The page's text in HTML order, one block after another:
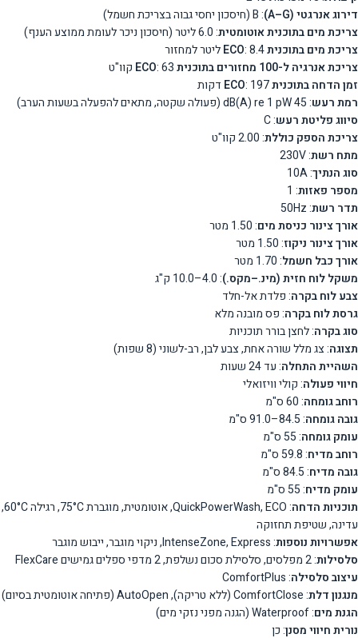
דירוג אנרגטי (A–G)
: B (חיסכון יחסי גבוה בצריכת חשמל)
צריכת מים בתוכנית אוטומטית: 6.0 ליטר (חיסכון ניכר לעומת ממוצע הענף)
צריכת מים בתוכנית ECO: 8.4 ליטר למחזור
צריכת אנרגיה ל-100 מחזורים בתוכנית ECO
: 63 קוו"ט
זמן הדחה בתוכנית ECO: 197 דקות
רמת רעש: 45 dB(A) re 1 pW (פעולה שקטה, מתאים להפעלה בשעות הערב)
סיווג פליטת רעש: C
צריכת הספק כוללת: 2.00 קוו"ט
מתח רשת: 230V
סוג הנתיך: 10A
מספר פאזות: 1
תדר רשת: 50Hz
אורך צינור כניסת מים: 1.50 מטר
אורך צינור ניקוז: 1.50 מטר
אורך כבל חשמל: 1.70 מטר
משקל לוח חזית (מינ.–מקס.): 4.0–10.0 ק"ג
צבע לוח בקרה: פלדת אל-חלד
גרסת לוח בקרה: פס מובנה מלא
סוג בקרה: לחצן בורר תוכניות
תצוגה: צג מלל שורה אחת, צבע לבן, רב-לשוני (8 שפות)
השהיית התחלה: עד 24 שעות
חיווי פעולה: קולי וויזואלי
רוחב גומחה: 60 ס"מ
גובה גומחה: 84.5–91.0 ס"מ
עומק גומחה: 55 ס"מ
רוחב מדיח: 59.8 ס"מ
גובה מדיח: 84.5 ס"מ
עומק מדיח: 55 ס"מ
תוכניות הדחה
: QuickPowerWash, ECO, אוטומטית, מוגברת 75°C, רגילה 60°C,
עדינה, שטיפת תחזוקה
אפשרויות נוספות: IntenseZone, Express, ניקוי מוגבר, ייבוש מוגבר
סלסילות: 2 מפלסים, סלסילת סכום נשלפת, 2 מדפי ספלים גמישים FlexCare
עיצוב סלסילה: ComfortPlus
מנגנון דלת: ComfortClose (ללא טריקה), AutoOpen (פתיחה אוטומטית בסיום)
הגנת מים: Waterproof (הגנה מפני נזקי מים)
נורית חיווי מסנן: כן